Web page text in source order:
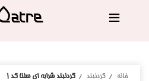
خانه گردنبند گردنبند شرابه ای سلنا کد ۱